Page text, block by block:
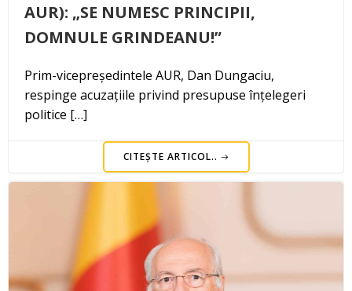
AUR): „SE NUMESC PRINCIPII,
DOMNULE GRINDEANU!”
Prim-vicepreședintele AUR, Dan Dungaciu,
respinge acuzațiile privind presupuse înțelegeri
politice […]
CITEȘTE ARTICOL..